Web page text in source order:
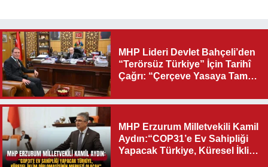
MHP Lideri Devlet Bahçeli’den
“Terörsüz Türkiye” İçin Tarihî
Çağrı: “Çerçeve Yasaya Tam
MHP Erzurum Milletvekili Kamil
Aydın:“COP31’e Ev Sahipliği
Yapacak Türkiye, Küresel İklim